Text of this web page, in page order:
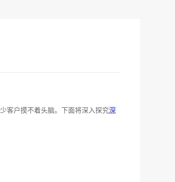
客户摸不着头脑。下面将深入探究深